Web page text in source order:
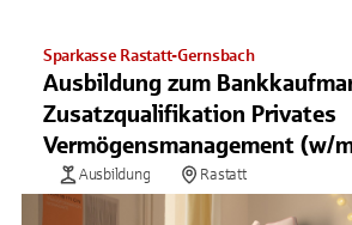
Sparkasse Rastatt-Gernsbach
Ausbildung zum
Zusatzqualifikation Privates
Vermögensmanagement (w/
Ausbildung Rastatt